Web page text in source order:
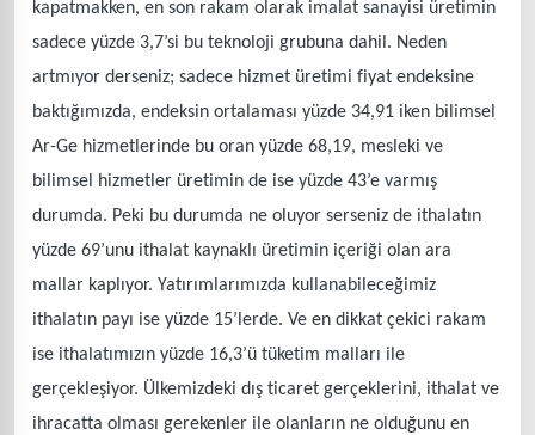
kapatmakken, en son rakam olarak imalat sanayisi üretimin
sadece yüzde 3,7’si bu teknoloji grubuna dahil. Neden
artmıyor derseniz; sadece hizmet üretimi fiyat endeksine
baktığımızda, endeksin ortalaması yüzde 34,91 iken bilimsel
Ar-Ge hizmetlerinde bu oran yüzde 68,19, mesleki ve
bilimsel hizmetler üretimin de ise yüzde 43’e varmış
durumda. Peki bu durumda ne oluyor serseniz de ithalatın
yüzde 69’unu ithalat kaynaklı üretimin içeriği olan ara
mallar kaplıyor. Yatırımlarımızda kullanabileceğimiz
ithalatın payı ise yüzde 15’lerde. Ve en dikkat çekici rakam
ise ithalatımızın yüzde 16,3’ü tüketim malları ile
gerçekleşiyor. Ülkemizdeki dış ticaret gerçeklerini, ithalat ve
ihracatta olması gerekenler ile olanların ne olduğunu en